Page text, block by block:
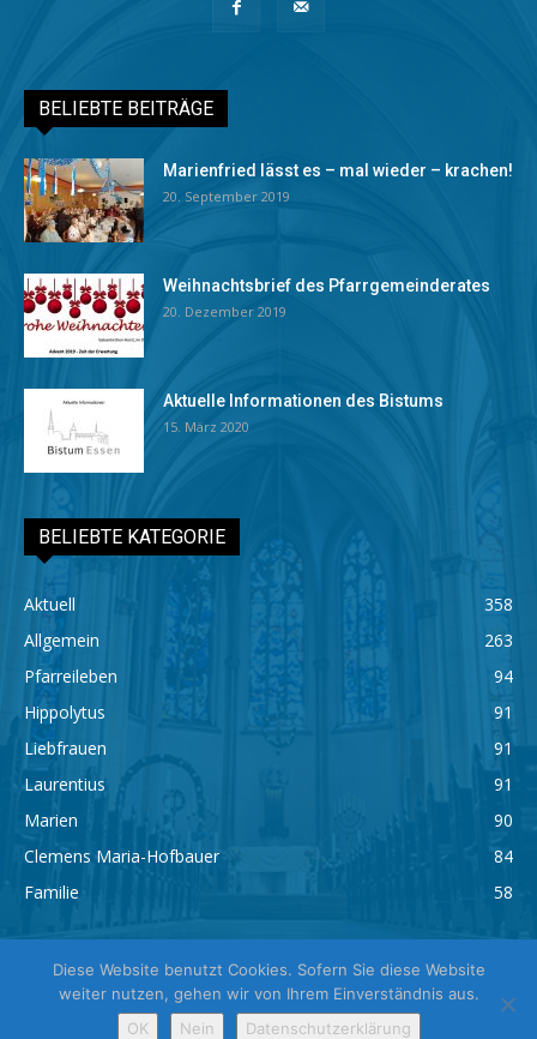
BELIEBTE BEITRÄGE
Marienfried lässt es – mal wieder – krachen!
20. September 2019
Weihnachtsbrief des Pfarrgemeinderates
20. Dezember 2019
Aktuelle Informationen des Bistums
15. März 2020
BELIEBTE KATEGORIE
Aktuell
358
Allgemein
263
Pfarreileben
94
Hippolytus
91
Liebfrauen
91
Laurentius
91
Marien
90
Clemens Maria-Hofbauer
84
Familie
58
Impressum Datenschutz
Diese Website benutzt Cookies. Sofern Sie diese Website
weiter nutzen, gehen wir von Ihrem Einverständnis aus.
OK
Nein Datenschutzerklärung